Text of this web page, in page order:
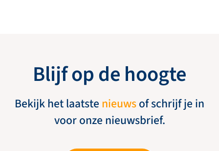
Blijf op de hoogte
Bekijk het laatste nieuwsof schrijf je in
voor onze nieuwsbrief.